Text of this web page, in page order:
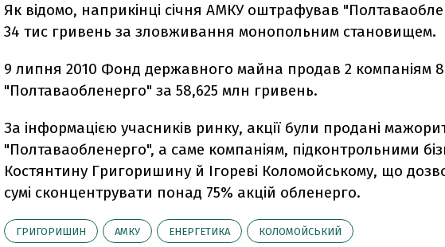
Як відомо, наприкінці січня АМКУ оштрафував
34 тис гривень за зловживання монопольним становищем.
9 липня 2010 Фонд державного майна продав 2 компаніям
"Полтаваобленерго" за 58,625 млн гривень.
За інформацією учасників ринку, акції були продані
"Полтаваобленерго", а саме компаніям, підконтрольними
Костянтину Григоришину й Ігореві Коломойському, що
сумі сконцентрувати понад 75% акцій обленерго.
ГРИГОРИШИН АМКУ ЕНЕРГЕТИКА КОЛОМОЙСЬКИЙ